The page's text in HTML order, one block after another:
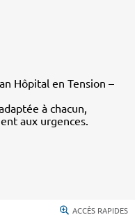
Hôpital en Tension –
à chacun,
aux urgences.
ACCÈS RAPIDES